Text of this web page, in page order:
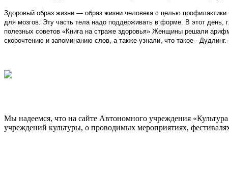
Здоровый образ жизни — образ жизни человека с целью профилактики
для мозгов. Эту часть тела надо поддерживать в форме. В этот
полезных советов «Книга на страже здоровья» Женщины решали
скорочтению и запоминанию слов, а также узнали, что такое -
Мы надеемся, что на сайте Автономного учреждения
учреждений культуры, о проводимых мероприятиях,